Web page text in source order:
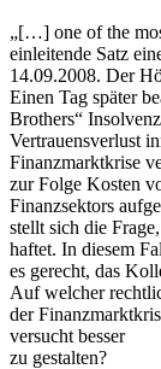
„[…] one of the
einleitende Satz
14.09.2008. Der
Einen Tag später
Brothers“
Vertrauensverlust
Finanzmarktkrise
zur Folge Kosten
Finanzsektors
stellt sich die
haftet. In diesem
es gerecht, das
Auf welcher
der
versucht besser
zu gestalten?